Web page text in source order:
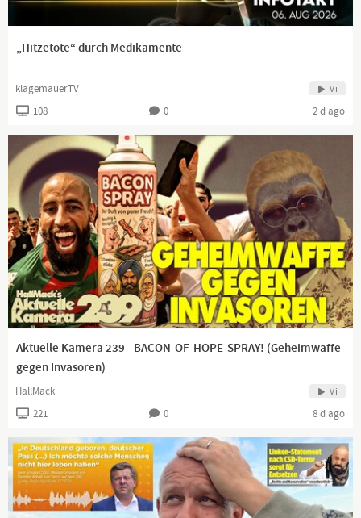
„Hitzetote“ durch Medikamente
klagemauerTV Vi
108 0 2 d ago
Aktuelle Kamera 239 - BACON-OF-HOPE-SPRAY! (Geheimwaffe
gegen Invasoren)
HallMack Vi
221 0 8 d ago